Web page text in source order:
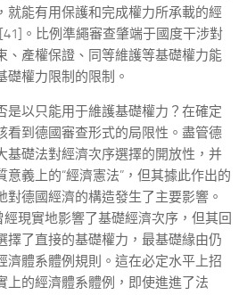
就能有用保護和完成權力所承載的經
。比例準繩審查肇端于國度干涉對
、產權保證、同等維護等基礎權力能
礎權力限制的限制。
是以只能用于維護基礎權力？在確定
看到德國審查形式的局限性。盡管德
基礎法對經濟次序選擇的開放性，并
義上的“經濟憲法”，但其據此作出的
對德國經濟的構造發生了主要影響。
現實地影響了基礎經濟次序，但其回
擇了直接的基礎權力，最基礎緣由仍
濟體系體例規則。這在必定水平上招
上的經濟體系體例，即使進進了法